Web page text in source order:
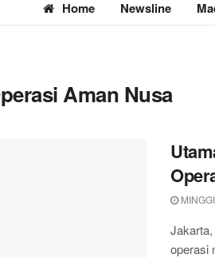
Home Newsline
Aman Nusa
operasi